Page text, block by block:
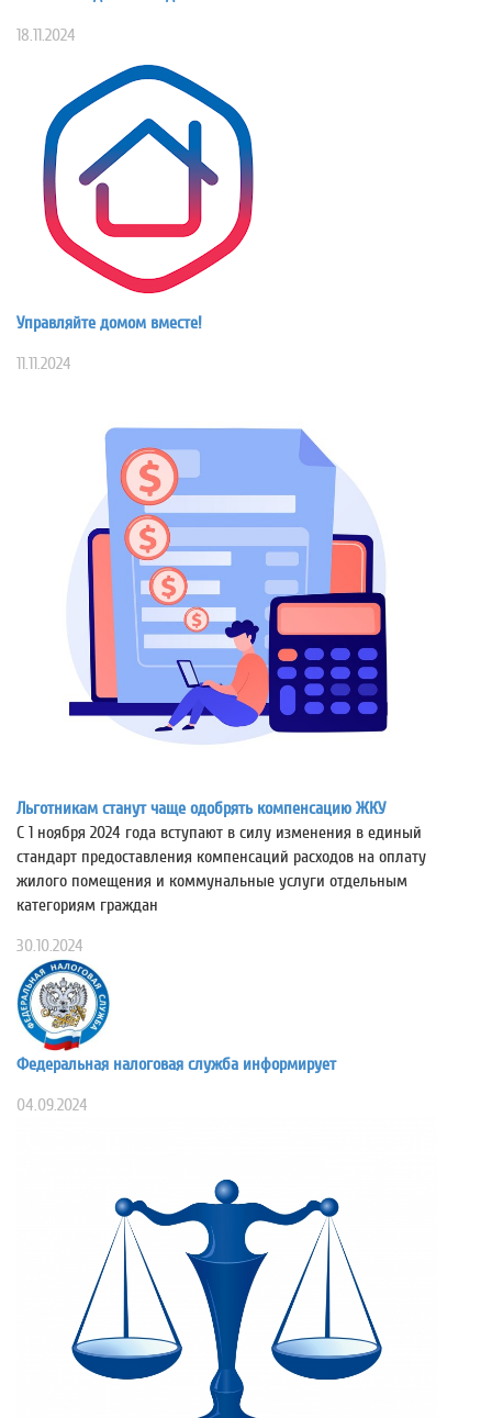
18.11.2024
Управляйте домом вместе!
11.11.2024
Льготникам станут чаще одобрять компенсацию ЖКУ
С 1 ноября 2024 года вступают в силу изменения в единый
стандарт предоставления компенсаций расходов на оплату
жилого помещения и коммунальные услуги отдельным
категориям граждан
30.10.2024
Федеральная налоговая служба информирует
04.09.2024